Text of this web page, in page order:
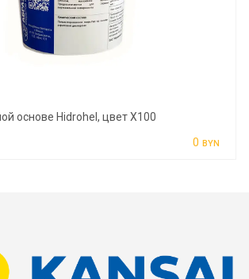
основе Hidrohel, цвет X100
0 BYN